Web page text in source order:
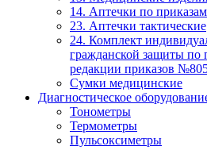
14. Аптечки по
23. Аптечки тактические
24. Комплект
гражданской защиты
редакции приказов
Сумки медицинские
Диагностическое
Тонометры
Термометры
Пульсоксиметры